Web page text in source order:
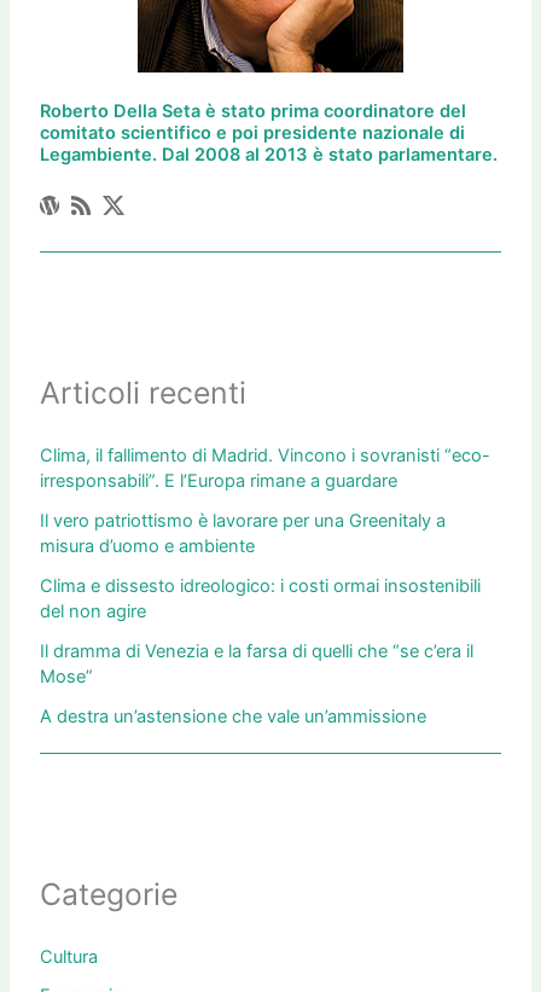
Roberto Della Seta è stato prima coordinatore del
comitato scientifico e poi presidente nazionale di
Legambiente. Dal 2008 al 2013 è stato parlamentare.
Articoli recenti
Clima, il fallimento di Madrid. Vincono i sovranisti “eco-
irresponsabili”. E l’Europa rimane a guardare
Il vero patriottismo è lavorare per una Greenitaly a
misura d’uomo e ambiente
Clima e dissesto idreologico: i costi ormai insostenibili
del non agire
Il dramma di Venezia e la farsa di quelli che “se c’era il
Mose”
A destra un’astensione che vale un’ammissione
Categorie
Cultura